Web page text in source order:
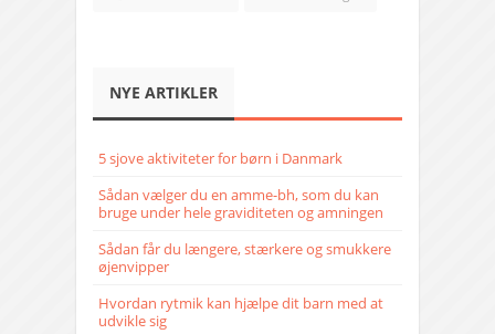
NYE ARTIKLER
5 sjove aktiviteter for børn i Danmark
Sådan vælger du en amme-bh, som du kan
bruge under hele graviditeten og amningen
Sådan får du længere, stærkere og smukkere
øjenvipper
Hvordan rytmik kan hjælpe dit barn med at
udvikle sig